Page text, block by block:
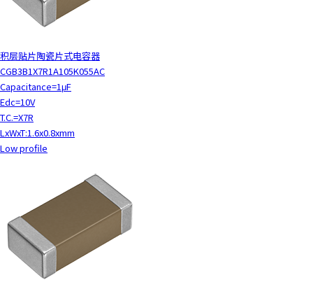
积层贴片陶瓷片式电容器
CGB3B1X7R1A105K055AC
Capacitance=1μF
Edc=10V
T.C.=X7R
LxWxT:1.6x0.8xmm
Low profile